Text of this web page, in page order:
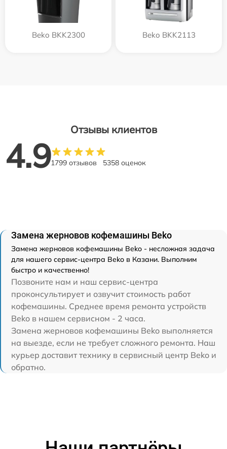
Beko BKK2300 Beko BKK2113
Отзывы клиентов
4.91799 отзывов 5358 оценок
Замена жерновов кофемашины Beko
Замена жерновов кофемашины Beko - несложная задача
для нашего сервис-центра Beko в Казани. Выполним
быстро и качественно!
Позвоните нам и наш сервис-центра
проконсультирует и озвучит стоимость работ
кофемашины. Среднее время ремонта устройств
Beko в нашем сервисном - 2 часа.
Замена жерновов кофемашины Beko выполняется
на выезде, если не требует сложного ремонта. Наш
курьер доставит технику в сервисный центр Beko и
обратно.